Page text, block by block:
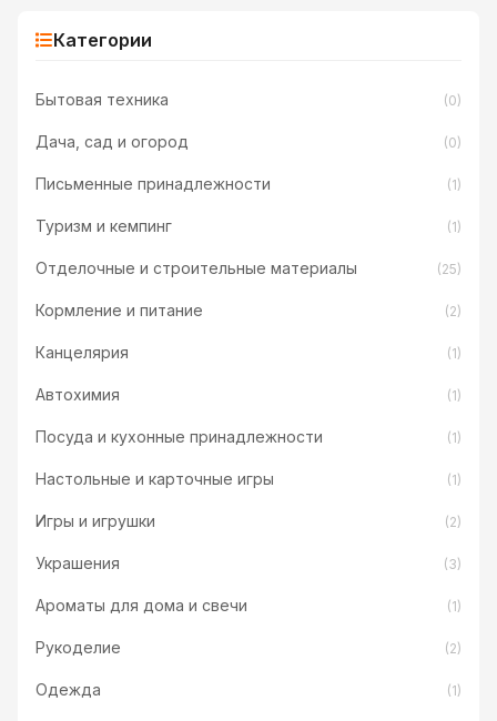
Категории
Бытовая техника (0)
Дача, сад и огород (0)
Письменные принадлежности (1)
Туризм и кемпинг (1)
Отделочные и строительные материалы (25)
Кормление и питание (2)
Канцелярия (1)
Автохимия (1)
Посуда и кухонные принадлежности (1)
Настольные и карточные игры (1)
Игры и игрушки (2)
Украшения (3)
Ароматы для дома и свечи (1)
Рукоделие (2)
Одежда (1)